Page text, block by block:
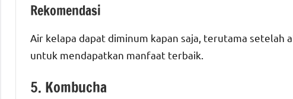
Rekomendasi
Air kelapa dapat diminum kapan saja, terutama setelah
untuk mendapatkan manfaat terbaik.
5. Kombucha